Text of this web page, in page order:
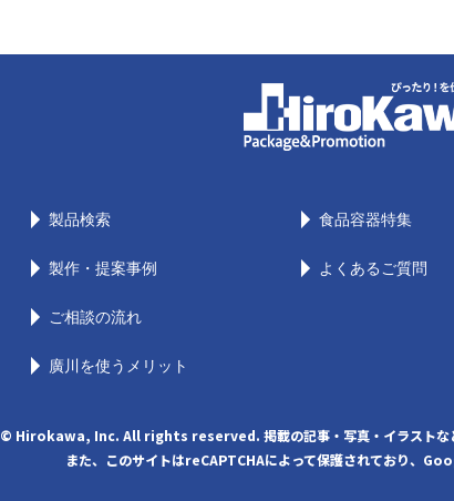
製品検索
製作・提案事例
ご相談の流れ
廣川を使うメリット
食品容器特集
よくあるご質問
© Hirokawa, Inc. All rights reserved. 掲載の記事・写真・イラストなど
また、このサイトはreCAPTCHAによって保護されており、